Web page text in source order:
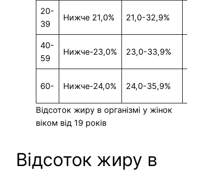
20-
39
Нижче 21,0% 21,0-32,9%
40-
59
Нижче-23,0% 23,0-33,9%
60- Нижче-24,0% 24,0-35,9%
Відсоток жиру в організмі у жінок
віком від 19 років
Відсоток жиру в